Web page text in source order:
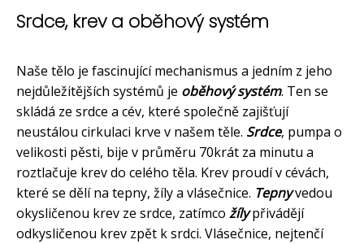
Srdce, krev a oběhový systém
Naše tělo je fascinující mechanismus a jedním z jeho
nejdůležitějších systémů je oběhový systém. Ten se
skládá ze srdce a cév, které společně zajišťují
neustálou cirkulaci krve v našem těle. Srdce, pumpa o
velikosti pěsti, bije v průměru 70krát za minutu a
roztlačuje krev do celého těla. Krev proudí v cévách,
které se dělí na tepny, žíly a vlásečnice. Tepnyvedou
okysličenou krev ze srdce, zatímco žílypřivádějí
odkysličenou krev zpět k srdci. Vlásečnice, nejtenčí